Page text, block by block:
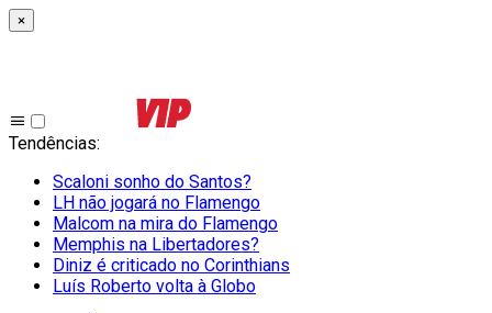
×
Tendências:
Scaloni sonho do Santos?
LH não jogará no Flamengo
Malcom na mira do Flamengo
Memphis na Libertadores?
Diniz é criticado no Corinthians
Luís Roberto volta à Globo